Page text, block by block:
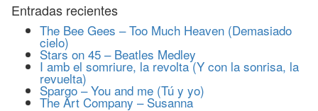
Entradas recientes
The Bee Gees – Too Much Heaven (Demasiado
cielo)
Stars on 45 – Beatles Medley
I amb el somriure, la revolta (Y con la sonrisa, la
revuelta)
Spargo – You and me (Tú y yo)
The Art Company – Susanna